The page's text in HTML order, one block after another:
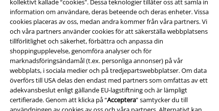
information om användare, deras beteende och deras enheter. Vissa
cookies placeras av oss, medan andra kommer från våra partners. Vi
och våra partners använder cookies för att säkerställa webbplatsens
tillförlitlighet och säkerhet, förbättra och anpassa din
shoppingupplevelse, genomföra analyser och för
marknadsföringsändamål (t.ex. personliga annonser) på vår
webbplats, i sociala medier och på tredjepartswebbplatser. Om data
överförs till USA delas den endast med partners som omfattas av ett
adekvansbeslut enligt gällande EU-lagstiftning och är lämpligt
certifierade. Genom att klicka på “Acceptera” samtycker du till
Juridisk information/Villkor
Villkor
Om oss
Ladda ner villkoren
Avfallshantering och miljöskydd
Försäkran om överensstämmelse